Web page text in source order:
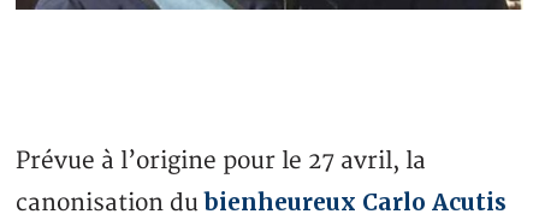
Prévue à l’origine pour le 27 avril, la
canonisation du bienheureux Carlo Acutis